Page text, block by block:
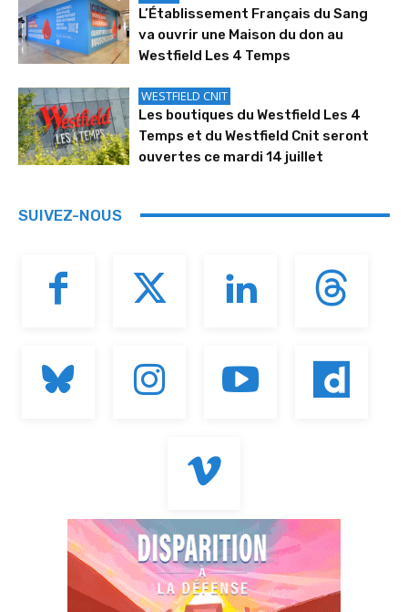
L’Établissement Français du Sang
va ouvrir une Maison du don au
Westfield Les 4 Temps
WESTFIELD CNIT
Les boutiques du Westfield Les 4
Temps et du Westfield Cnit seront
ouvertes ce mardi 14 juillet
SUIVEZ-NOUS